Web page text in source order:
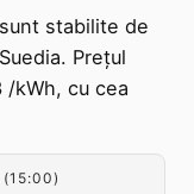
sunt stabilite de
Prețul
kWh, cu cea
(15:00)